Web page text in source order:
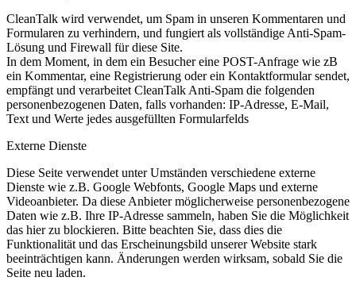
CleanTalk wird verwendet, um Spam in unseren Kommentaren und
Formularen zu verhindern, und fungiert als vollständige Anti-Spam-
Lösung und Firewall für diese Site.
In dem Moment, in dem ein Besucher eine POST-Anfrage wie zB
ein Kommentar, eine Registrierung oder ein Kontaktformular sendet,
empfängt und verarbeitet CleanTalk Anti-Spam die folgenden
personenbezogenen Daten, falls vorhanden: IP-Adresse, E-Mail,
Text und Werte jedes ausgefüllten Formularfelds
Externe Dienste
Diese Seite verwendet unter Umständen verschiedene externe
Dienste wie z.B. Google Webfonts, Google Maps und externe
Videoanbieter. Da diese Anbieter möglicherweise personenbezogene
Daten wie z.B. Ihre IP-Adresse sammeln, haben Sie die Möglichkeit
das hier zu blockieren. Bitte beachten Sie, dass dies die
Funktionalität und das Erscheinungsbild unserer Website stark
beeinträchtigen kann. Änderungen werden wirksam, sobald Sie die
Seite neu laden.